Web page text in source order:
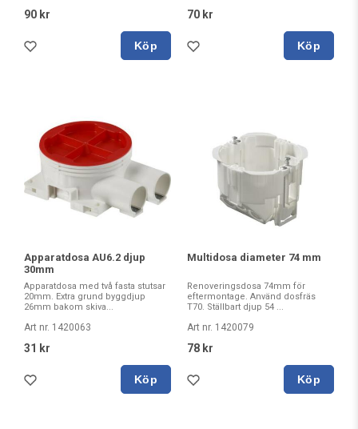
90 kr
Köp
70 kr
Köp
Apparatdosa AU6.2 djup
30mm
Apparatdosa med två fasta stutsar
20mm. Extra grund byggdjup
26mm bakom skiva...
Art nr. 1420063
31 kr
Köp
Multidosa diameter 74 mm
Renoveringsdosa 74mm för
eftermontage. Använd dosfräs
T70. Ställbart djup 54 ...
Art nr. 1420079
78 kr
Köp